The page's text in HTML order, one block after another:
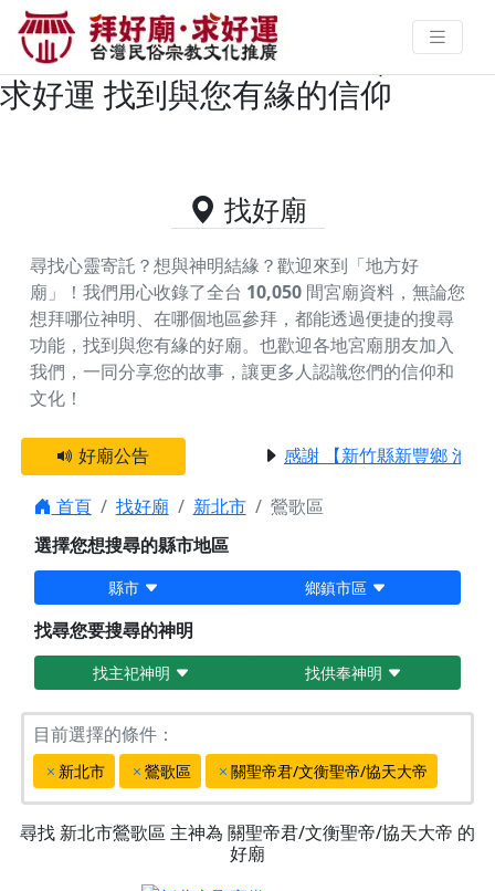
新北市鶯歌區主神為關聖帝君/文衡
聖帝/協天大帝的好廟資料｜拜好廟
求好運 找到與您有緣的信仰
找好廟
尋找心靈寄託？想與神明結緣？歡迎來到「地方好
廟」！我們用心收錄了全台 10,050 間宮廟資料，無論您
想拜哪位神明、在哪個地區參拜，都能透過便捷的搜尋
功能，找到與您有緣的好廟。 也歡迎各地宮廟朋友加入
我們，一同分享您的故事，讓更多人認識您們的信仰和
文化！
好廟公告 感謝 【新竹縣新豐鄉 池和
首頁 找好廟 新北市
鶯歌區
選擇您想搜尋的縣市地區
縣市 鄉鎮市區
找尋您要搜尋的神明
找主祀神明 找供奉神明
目前選擇的條件：
新北市 鶯歌區 關聖帝君/文衡聖帝/協天大帝
尋找 新北市鶯歌區 主神為 關聖帝君/文衡聖帝/協天大帝 的
好廟